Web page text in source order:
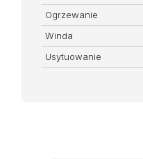
Ogrzewanie
Winda
Usytuowanie